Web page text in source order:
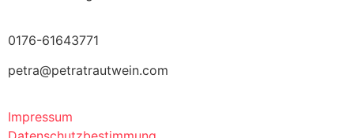
0176-61643771
petra@petratrautwein.com
Impressum